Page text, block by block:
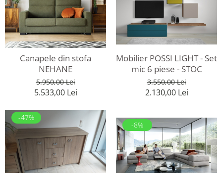
Canapele din stofa
NEHANE
5.950,00 Lei
5.533,00 Lei
Mobilier POSSI LIGHT - Set
mic 6 piese - STOC
3.550,00 Lei
2.130,00 Lei
-47%
-8%